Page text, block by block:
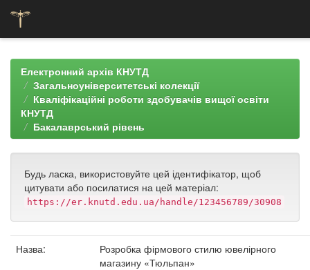
navigationЕлектронний архів КНУТД
Загальноуніверситетські колекції
Кваліфікаційні роботи здобувачів вищої освіти
КНУТД
Бакалаврський рівень
Будь ласка, використовуйте цей ідентифікатор, щоб
цитувати або посилатися на цей матеріал:
https://er.knutd.edu.ua/handle/123456789/30908
Назва:
Розробка фірмового стилю ювелірного
магазину «Тюльпан»